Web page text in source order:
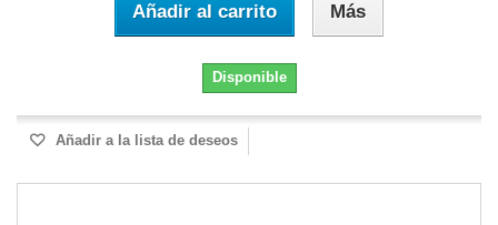
Añadir al carrito Más
Disponible
Añadir a la lista de deseos